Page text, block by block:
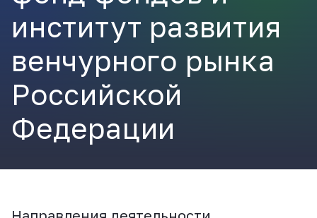
институт развития
венчурного рынка
Российской
Федерации
НОВОСТИ
КАЖДЫЙ ДЕНЬ
ПОДПИСЫВАЙТЕСЬ
Телеграм
ВКонтакте